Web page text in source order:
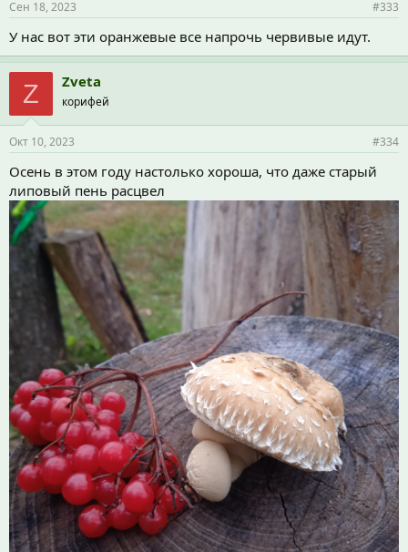
Сен 18, 2023 #333
У нас вот эти оранжевые все напрочь червивые идут.
Z Zveta
корифей
Окт 10, 2023 #334
Осень в этом году настолько хороша, что даже старый
липовый пень расцвел